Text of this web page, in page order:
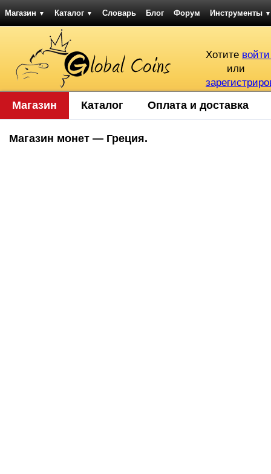
Магазин ▼ Каталог ▼ Словарь Блог Форум Инструменты ▼
Хотите
или
Магазин Каталог Оплата и доставка
Магазин монет — Греция.